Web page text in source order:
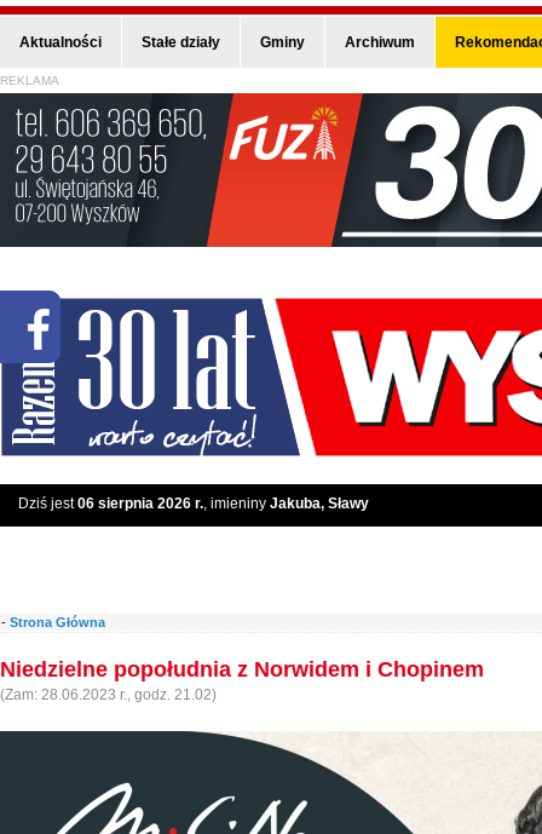
Aktualności Stałe działy Gminy Archiwum
REKLAMA
Dziś jest06 sierpnia 2026 r., imieniny Jakuba, Sławy
- Strona Główna
Niedzielne popołudnia z Norwidem i Chopinem
(Zam: 28.06.2023 r., godz. 21.02)